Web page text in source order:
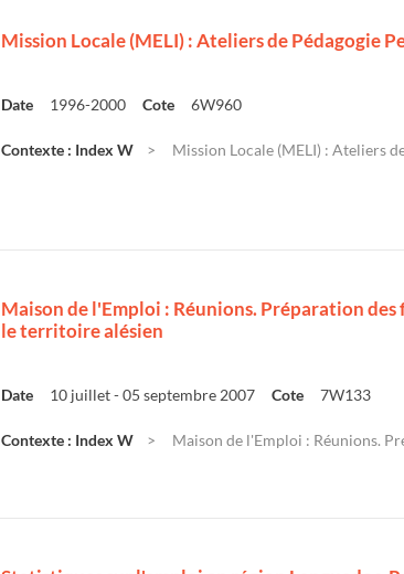
Mission Locale (MELI) : Ateliers de Pédagogie
Date 1996-2000 Cote 6W960
Contexte : Index W Mission Locale (MELI) : Ateliers
Maison de l'Emploi : Réunions. Préparation
le territoire alésien
Date 10 juillet - 05 septembre 2007 Cote 7W133
Contexte : Index W Maison de l'Emploi : Réunions.